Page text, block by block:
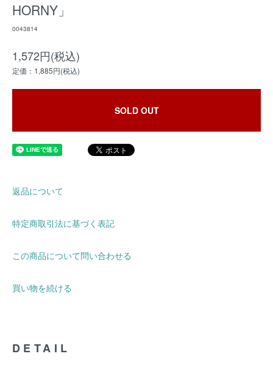
HORNY」
0043814
1,572円(税込)
定価：1,885円(税込)
SOLD OUT
返品について
特定商取引法に基づく表記
この商品について問い合わせる
買い物を続ける
DETAIL